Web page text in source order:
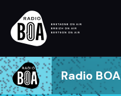
Radio BOA